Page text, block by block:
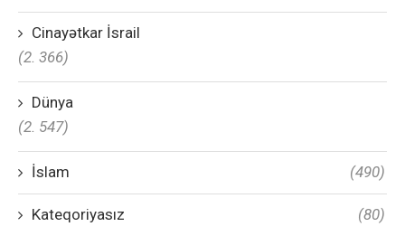
Cinayətkar İsrail
(2. 366)
Dünya
(2. 547)
İslam (490)
Kateqoriyasız (80)